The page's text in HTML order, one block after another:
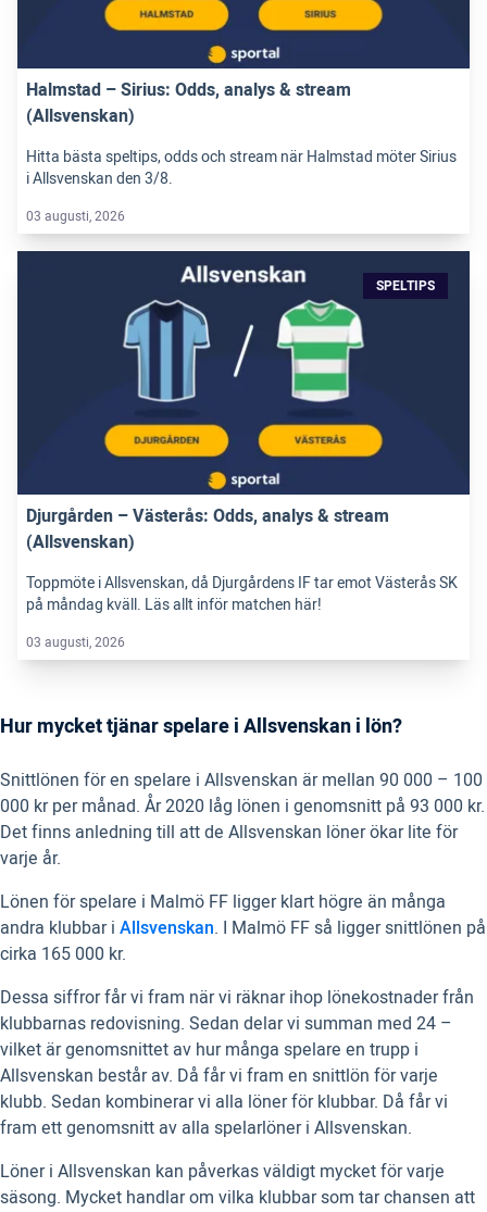
Halmstad – Sirius: Odds, analys & stream
(Allsvenskan)
Hitta bästa speltips, odds och stream när Halmstad möter Sirius
i Allsvenskan den 3/8.
03 augusti, 2026
SPELTIPS
Djurgården – Västerås: Odds, analys & stream
(Allsvenskan)
Toppmöte i Allsvenskan, då Djurgårdens IF tar emot Västerås SK
på måndag kväll. Läs allt inför matchen här!
03 augusti, 2026
Hur mycket tjänar spelare i Allsvenskan i lön?
Snittlönen för en spelare i Allsvenskan är mellan 90 000 – 100
000 kr per månad. År 2020 låg lönen i genomsnitt på 93 000 kr.
Det finns anledning till att de Allsvenskan löner ökar lite för
varje år.
Lönen för spelare i Malmö FF ligger klart högre än många
andra klubbar i Allsvenskan. I Malmö FF så ligger snittlönen på
cirka 165 000 kr.
Dessa siffror får vi fram när vi räknar ihop lönekostnader från
klubbarnas redovisning. Sedan delar vi summan med 24 –
vilket är genomsnittet av hur många spelare en trupp i
Allsvenskan består av. Då får vi fram en snittlön för varje
klubb. Sedan kombinerar vi alla löner för klubbar. Då får vi
fram ett genomsnitt av alla spelarlöner i Allsvenskan.
Löner i Allsvenskan kan påverkas väldigt mycket för varje
säsong. Mycket handlar om vilka klubbar som tar chansen att